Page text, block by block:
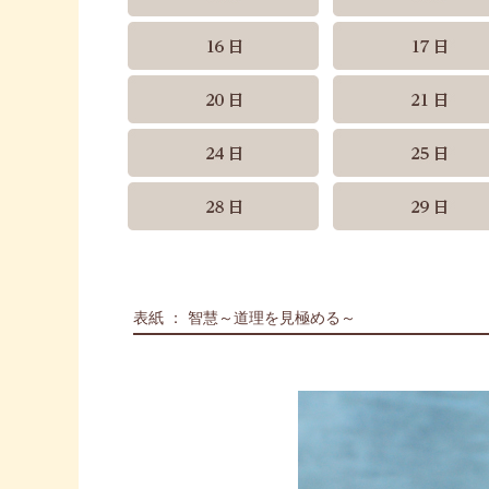
表紙 ： 智慧～道理を見極める～